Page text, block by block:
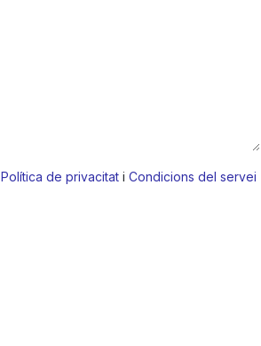
Política de privacitat i​ Condicions del servei